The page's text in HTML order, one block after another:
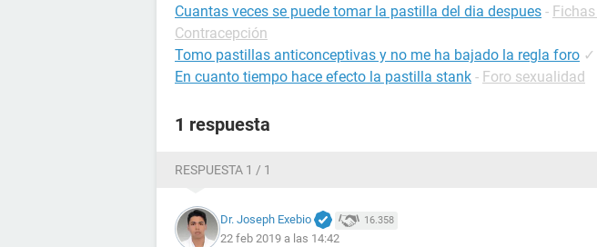
Cuantas veces se puede tomar la pastilla del dia despues -
Contracepción
Tomo pastillas anticonceptivas y no me ha bajado la regla foro ✓
En cuanto tiempo hace efecto la pastilla stank - Foro sexualidad
1 respuesta
RESPUESTA 1 / 1
Dr. Joseph Exebio 16.358
22 feb 2019 a las 14:42